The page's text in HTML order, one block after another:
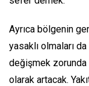
Ayrıca bölgenin
yasaklı olmaları
değişmek zorunda
olarak artacak.